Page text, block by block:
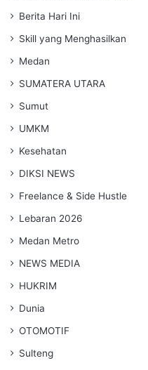
Berita Hari Ini
Skill yang Menghasilkan
Medan
SUMATERA UTARA
Sumut
UMKM
Kesehatan
DIKSI NEWS
Freelance & Side Hustle
Lebaran 2026
Medan Metro
NEWS MEDIA
HUKRIM
Dunia
OTOMOTIF
Sulteng